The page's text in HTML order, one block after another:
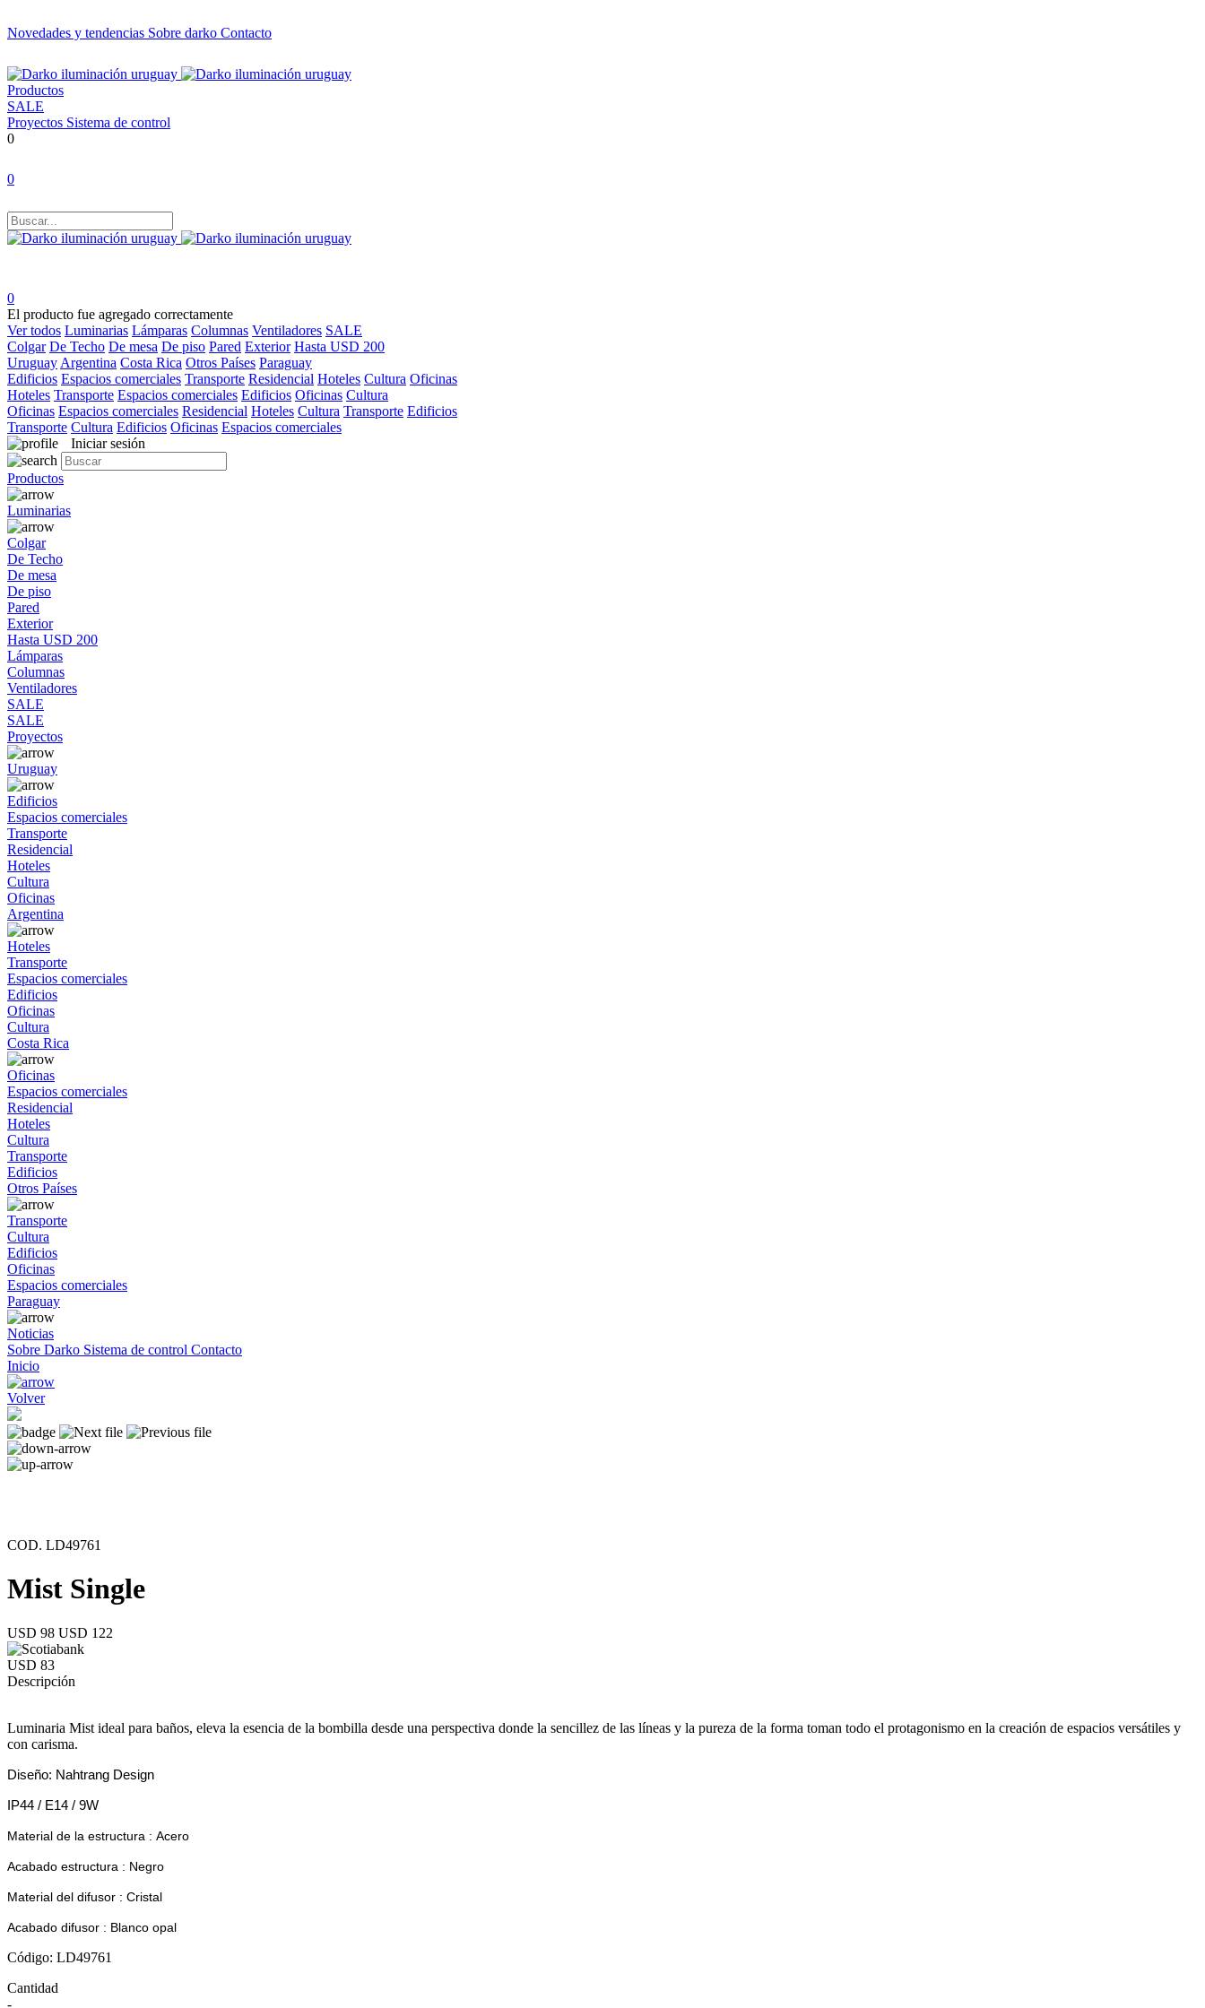
Novedades y tendencias Sobre darko Contacto
Productos
SALE
Proyectos Sistema de control
0
0
0
El producto fue agregado correctamente
Ver todos Luminarias Lámparas Columnas Ventiladores SALE
Colgar De Techo De mesa De piso Pared Exterior Hasta USD 200
Uruguay Argentina Costa Rica Otros Países Paraguay
Edificios Espacios comerciales Transporte Residencial Hoteles Cultura Oficinas
Hoteles Transporte Espacios comerciales Edificios Oficinas Cultura
Oficinas Espacios comerciales Residencial Hoteles Cultura Transporte Edificios
Transporte Cultura Edificios Oficinas Espacios comerciales
Iniciar sesión
Productos
Luminarias
Colgar
De Techo
De mesa
De piso
Pared
Exterior
Hasta USD 200
Lámparas
Columnas
Ventiladores
SALE
SALE
Proyectos
Uruguay
Edificios
Espacios comerciales
Transporte
Residencial
Hoteles
Cultura
Oficinas
Argentina
Hoteles
Transporte
Espacios comerciales
Edificios
Oficinas
Cultura
Costa Rica
Oficinas
Espacios comerciales
Residencial
Hoteles
Cultura
Transporte
Edificios
Otros Países
Transporte
Cultura
Edificios
Oficinas
Espacios comerciales
Paraguay
Noticias
Sobre Darko Sistema de control Contacto
Inicio
Volver
COD. LD49761
Mist Single
USD 98 USD 122
USD 83
Descripción
Luminaria Mist ideal para baños, eleva la esencia de la bombilla desde una perspectiva donde la sencillez de las líneas y la pureza de la forma toman todo el protagonismo en la creación de espacios versátiles y
con carisma.
Diseño: Nahtrang Design
IP44 / E14 / 9W
Material de la estructura : Acero
Acabado estructura : Negro
Material del difusor : Cristal
Acabado difusor : Blanco opal
Código: LD49761
Cantidad
-